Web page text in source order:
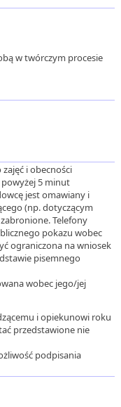
w twórczym procesie
i obecności
powyżej 5 minut
jest omawiany i
(np. dotyczącym
Telefony
pokazu wobec
ograniczona na wniosek
pisemnego
wobec jego/jej
i opiekunowi roku
przedstawione nie
podpisania